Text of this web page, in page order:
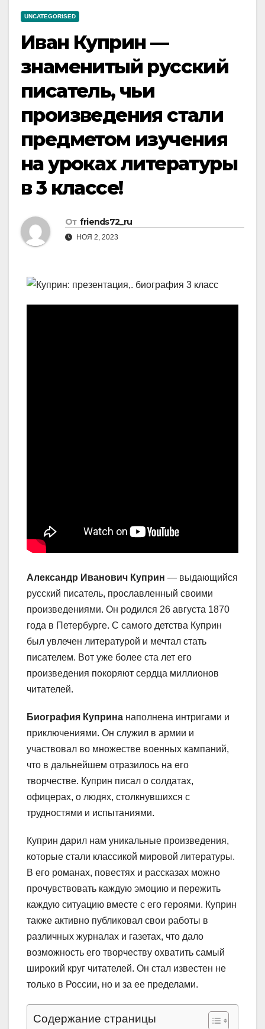
UNCATEGORISED
Иван Куприн —
знаменитый русский
писатель, чьи
произведения стали
предметом изучения
на уроках литературы
в 3 классе!
От friends72_ru
НОЯ 2, 2023
Александр Иванович Куприн — выдающийся
русский писатель, прославленный своими
произведениями. Он родился 26 августа 1870
года в Петербурге. С самого детства Куприн
был увлечен литературой и мечтал стать
писателем. Вот уже более ста лет его
произведения покоряют сердца миллионов
читателей.
Биография Куприна наполнена интригами и
приключениями. Он служил в армии и
участвовал во множестве военных кампаний,
что в дальнейшем отразилось на его
творчестве. Куприн писал о солдатах,
офицерах, о людях, столкнувшихся с
трудностями и испытаниями.
Куприн дарил нам уникальные произведения,
которые стали классикой мировой литературы.
В его романах, повестях и рассказах можно
прочувствовать каждую эмоцию и пережить
каждую ситуацию вместе с его героями. Куприн
также активно публиковал свои работы в
различных журналах и газетах, что дало
возможность его творчеству охватить самый
широкий круг читателей. Он стал известен не
только в России, но и за ее пределами.
Содержание страницы